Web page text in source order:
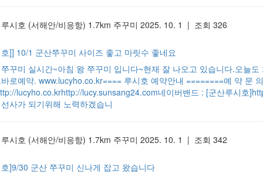
시호 (서해안/비응항) 1.7km 주꾸미 2025. 10. 1 | 조회 326
]] 10/1 군산쭈꾸미 사이즈 좋고 마릿수 좋네요
꾸미 실시간~아침 왕 쭈꾸미 입니다~현재 잘 나오고 있습니다.오늘
로예약. www.lucyho.co.kr==== 루시호 예약안내 ========예 약
lucyho.co.krhttp://lucy.sunsang24.com네이버밴드 : [군산루시호
사가 되기위해 노력하겠습니
시호 (서해안/비응항) 1.7km 주꾸미 2025. 10. 1 | 조회 342
]9/30 군산 쭈꾸미 신나게 잡고 왔습니다